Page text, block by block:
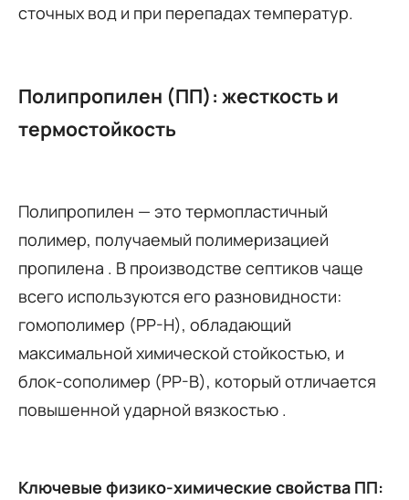
сточных вод и при перепадах температур.
Полипропилен (ПП): жесткость и
термостойкость
Полипропилен — это термопластичный
полимер, получаемый полимеризацией
пропилена . В производстве септиков чаще
всего используются его разновидности:
гомополимер (PP-H), обладающий
максимальной химической стойкостью, и
блок-сополимер (PP-B), который отличается
повышенной ударной вязкостью .
Ключевые физико-химические свойства ПП: